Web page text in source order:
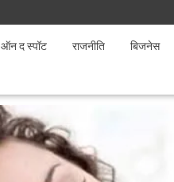
ऑन द स्पॉट राजनीति बिजनेस